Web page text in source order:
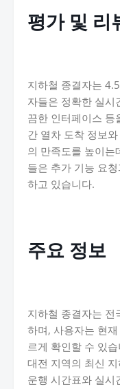
평가 및 리
지하철 종결자는
자들은 정확한 실시
끔한 인터페이스 등
간 열차 도착 정보
의 만족도를 높이는
들은 추가 기능 요
하고 있습니다.
주요 정보
지하철 종결자는 전
하며, 사용자는 현
르게 확인할 수 있
대전 지역의 최신
운행 시간표와 실시